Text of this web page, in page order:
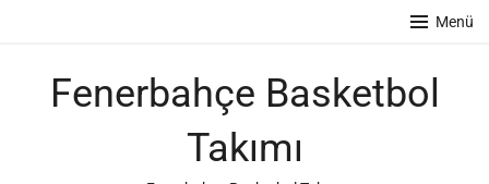
Menü
Fenerbahçe Basketbol
Takımı